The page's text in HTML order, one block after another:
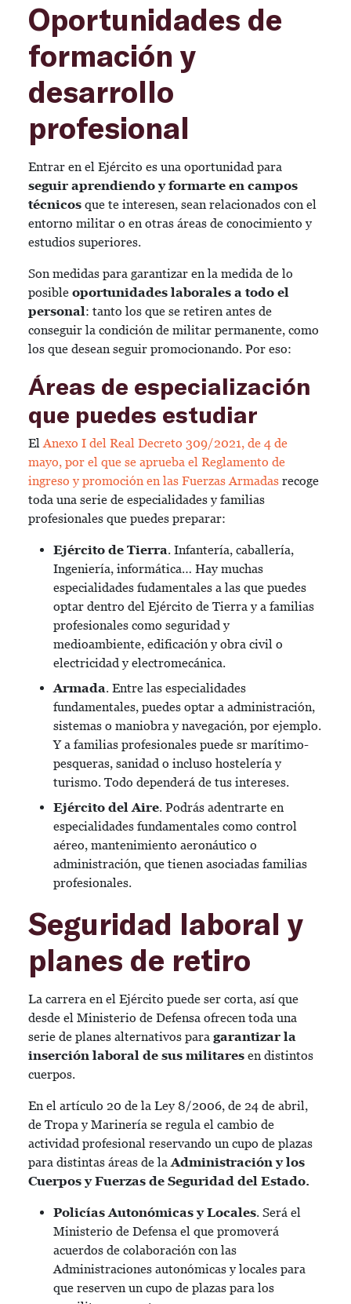
Oportunidades de
formación y
desarrollo
profesional
Entrar en el Ejército es una oportunidad para
seguir aprendiendo y formarte en campos
técnicos que te interesen, sean relacionados con el
entorno militar o en otras áreas de conocimiento y
estudios superiores.
Son medidas para garantizar en la medida de lo
posible oportunidades laborales a todo el
personal: tanto los que se retiren antes de
conseguir la condición de militar permanente, como
los que desean seguir promocionando. Por eso:
Áreas de especialización
que puedes estudiar
ElAnexo I del Real Decreto 309/2021, de 4 de
mayo, por el que se aprueba el Reglamento de
ingreso y promoción en las Fuerzas Armadas recoge
toda una serie de especialidades y familias
profesionales que puedes preparar:
Ejército de Tierra. Infantería, caballería,
Ingeniería, informática… Hay muchas
especialidades fudamentales a las que puedes
optar dentro del Ejército de Tierra y a familias
profesionales como seguridad y
medioambiente, edificación y obra civil o
electricidad y electromecánica.
Armada. Entre las especialidades
fundamentales, puedes optar a administración,
sistemas o maniobra y navegación, por ejemplo.
Y a familias profesionales puede sr marítimo-
pesqueras, sanidad o incluso hostelería y
turismo. Todo dependerá de tus intereses.
Ejército del Aire. Podrás adentrarte en
especialidades fundamentales como control
aéreo, mantenimiento aeronáutico o
administración, que tienen asociadas familias
profesionales.
Seguridad laboral y
planes de retiro
La carrera en el Ejército puede ser corta, así que
desde el Ministerio de Defensa ofrecen toda una
serie de planes alternativos para garantizar la
inserción laboral de sus militares en distintos
cuerpos.
En el artículo 20 de la Ley 8/2006, de 24 de abril,
de Tropa y Marinería se regula el cambio de
actividad profesional reservando un cupo de plazas
para distintas áreas de laAdministración y los
Cuerpos y Fuerzas de Seguridad del Estado.
Policías Autonómicas y Locales. Será el
Ministerio de Defensa el que promoverá
acuerdos de colaboración con las
Administraciones autonómicas y locales para
que reserven un cupo de plazas para los